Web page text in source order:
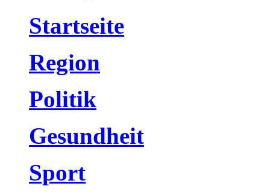
Startseite
Region
Politik
Gesundheit
Sport